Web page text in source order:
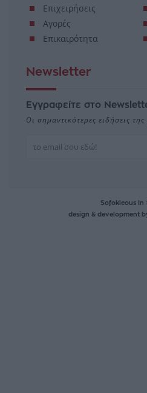
Επιχειρήσεις
Αγορές
Επικαιρότητα
Newsletter
Εγγραφείτε στο
Οι σημαντικότερες ειδήσεις
Sofokleous In
design & development